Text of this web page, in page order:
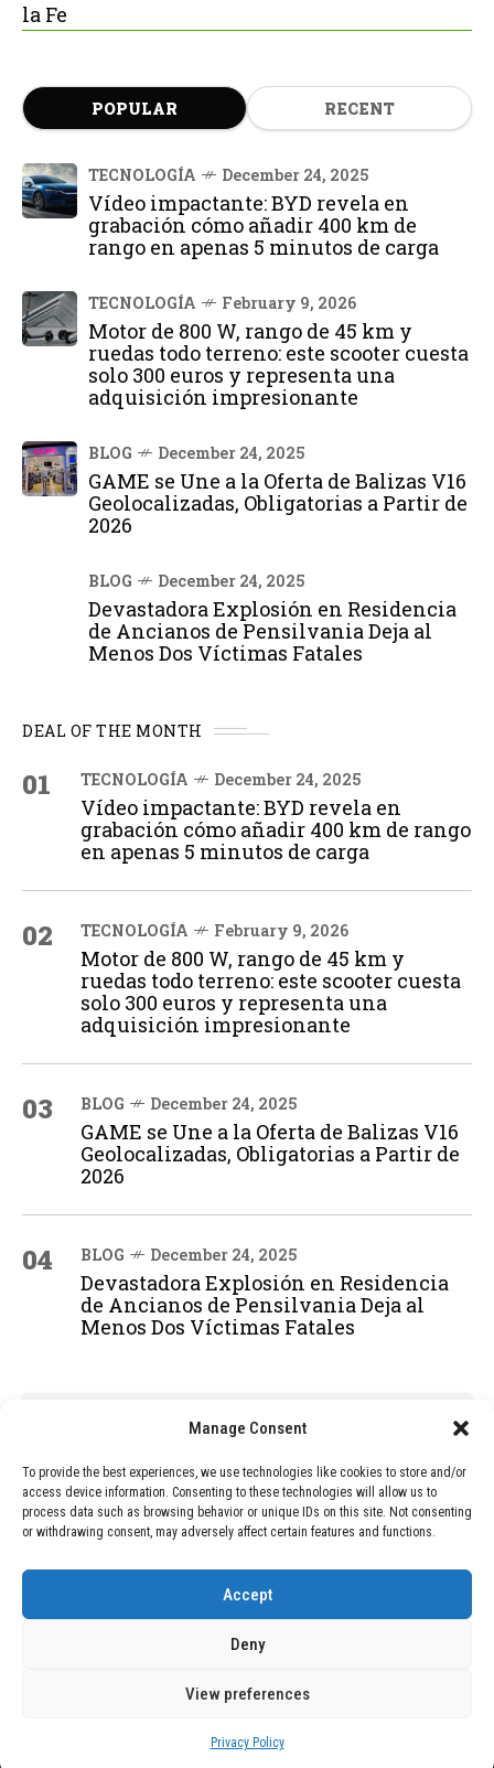
Manage Consent
To provide the best experiences, we use technologies like cookies to store and/or
access device information. Consenting to these technologies will allow us to
process data such as browsing behavior or unique IDs on this site. Not consenting
or withdrawing consent, may adversely affect certain features and functions.
Accept
Deny
View preferences
Privacy Policy
la Fe
POPULAR RECENT
TECNOLOGÍA December 24, 2025
Vídeo impactante: BYD revela en
grabación cómo añadir 400 km de
rango en apenas 5 minutos de carga
TECNOLOGÍA February 9, 2026
Motor de 800 W, rango de 45 km y
ruedas todo terreno: este scooter cuesta
solo 300 euros y representa una
adquisición impresionante
BLOG December 24, 2025
GAME se Une a la Oferta de Balizas V16
Geolocalizadas, Obligatorias a Partir de
2026
BLOG December 24, 2025
Devastadora Explosión en Residencia
de Ancianos de Pensilvania Deja al
Menos Dos Víctimas Fatales
DEAL OF THE MONTH
01 TECNOLOGÍA December 24, 2025
Vídeo impactante: BYD revela en
grabación cómo añadir 400 km de rango
en apenas 5 minutos de carga
02 TECNOLOGÍA February 9, 2026
Motor de 800 W, rango de 45 km y
ruedas todo terreno: este scooter cuesta
solo 300 euros y representa una
adquisición impresionante
03 BLOG December 24, 2025
GAME se Une a la Oferta de Balizas V16
Geolocalizadas, Obligatorias a Partir de
2026
04 BLOG December 24, 2025
Devastadora Explosión en Residencia
de Ancianos de Pensilvania Deja al
Menos Dos Víctimas Fatales